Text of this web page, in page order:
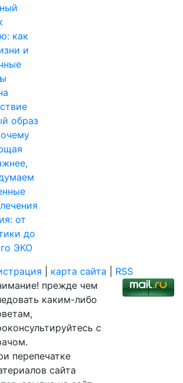
как
и
образ
от
до
ЭКО
карта сайта
RSS
прежде чем
каким-либо
с
перепечатке
сайта